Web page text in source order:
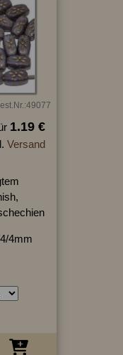
1.19 €
Versand
4mm